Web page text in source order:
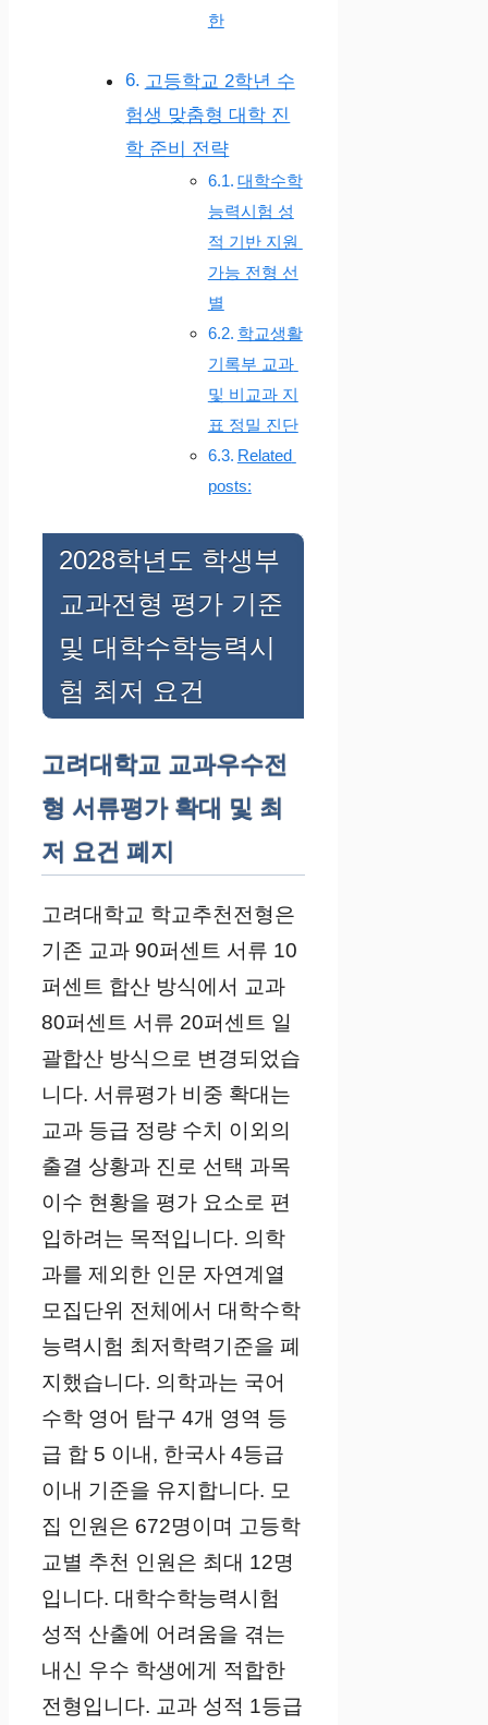
한
고등학교 2학년 수
험생 맞춤형 대학 진
학 준비 전략
대학수학
능력시험 성
적 기반 지원
가능 전형 선
별
학교생활
기록부 교과
및 비교과 지
표 정밀 진단
Related
posts:
2028학년도 학생부
교과전형 평가 기준
및 대학수학능력시
험 최저 요건
고려대학교 교과우수전
형 서류평가 확대 및 최
저 요건 폐지
고려대학교 학교추천전형은
기존 교과 90퍼센트 서류 10
퍼센트 합산 방식에서 교과
80퍼센트 서류 20퍼센트 일
괄합산 방식으로 변경되었습
니다. 서류평가 비중 확대는
교과 등급 정량 수치 이외의
출결 상황과 진로 선택 과목
이수 현황을 평가 요소로 편
입하려는 목적입니다. 의학
과를 제외한 인문 자연계열
모집단위 전체에서 대학수학
능력시험 최저학력기준을 폐
지했습니다. 의학과는 국어
수학 영어 탐구 4개 영역 등
급 합 5 이내, 한국사 4등급
이내 기준을 유지합니다. 모
집 인원은 672명이며 고등학
교별 추천 인원은 최대 12명
입니다. 대학수학능력시험
성적 산출에 어려움을 겪는
내신 우수 학생에게 적합한
전형입니다. 교과 성적 1등급